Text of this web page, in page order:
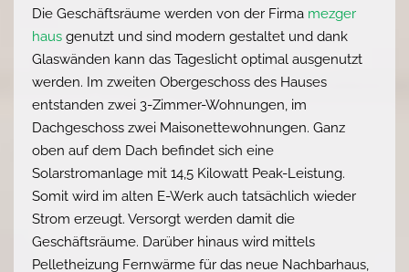
Die Geschäftsräume werden von der Firma mezger
haus genutzt und sind modern gestaltet und dank
Glaswänden kann das Tageslicht optimal ausgenutzt
werden. Im zweiten Obergeschoss des Hauses
entstanden zwei 3-Zimmer-Wohnungen, im
Dachgeschoss zwei Maisonettewohnungen. Ganz
oben auf dem Dach befindet sich eine
Solarstromanlage mit 14,5 Kilowatt Peak-Leistung.
Somit wird im alten E-Werk auch tatsächlich wieder
Strom erzeugt. Versorgt werden damit die
Geschäftsräume. Darüber hinaus wird mittels
Pelletheizung Fernwärme für das neue Nachbarhaus,